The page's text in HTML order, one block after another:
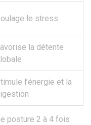
le stress
la détente
l’énergie et la
posture 2 à 4 fois